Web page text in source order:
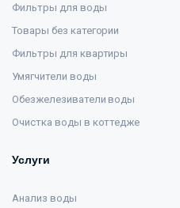
Фильтры для воды
Товары без категории
Фильтры для квартиры
Умягчители воды
Обезжелезиватели воды
Очистка воды в коттедже
Услуги
Анализ воды